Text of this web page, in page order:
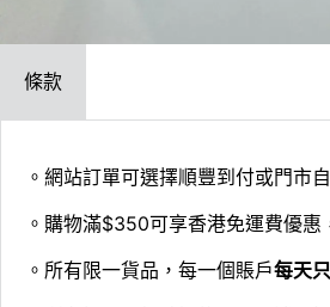
條款
。網站訂單可選擇順豐到付或門市
。購物滿$350可享香港免運費優
。所有限一貨品，每一個賬戶每天